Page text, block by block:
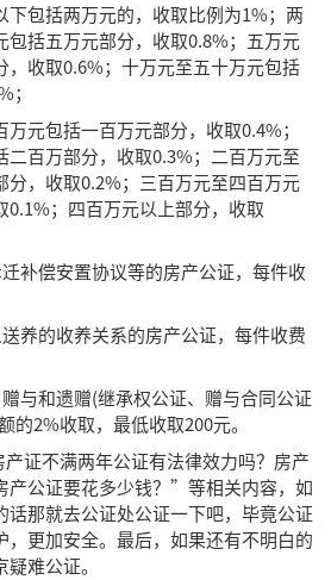
包括两万元的，收取比例为1%；两
包括五万元部分，收取0.8%；五万元
，收取0.6%；十万元至五十万元包括
元包括一百万元部分，收取0.4%；
二百万部分，收取0.3%；二百万元至
分，收取0.2%；三百万元至四百万元
0.1%；四百万元以上部分，收取
偿安置协议等的房产公证，每件收
的收养关系的房产公证，每件收费
和遗赠(继承权公证、赠与合同公证
的2%收取，最低收取200元。
不满两年公证有法律效力吗？房产
产公证要花多少钱？”等相关内容，如
话那就去公证处公证一下吧，毕竟公证
，更加安全。最后，如果还有不明白的
难公证。